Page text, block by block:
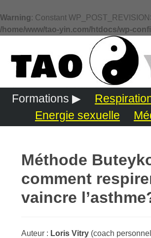
Warning: Constant
/home/www/tao-yin.com/htdocs/wp-
Formations ▶
Energie sexuelle
Méthode
comment
vaincre
Auteur : Loris Vitry (coach